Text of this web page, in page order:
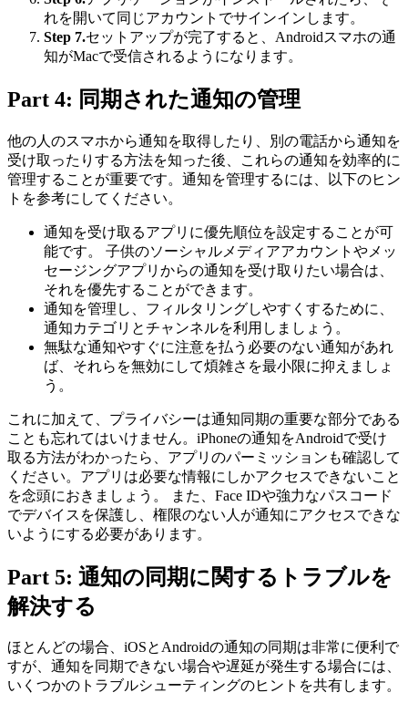
れを開いて同じアカウントでサインインします。
Step 7.セットアップが完了すると、Androidスマホの通
知がMacで受信されるようになります。
Part 4: 同期された通知の管理
他の人のスマホから通知を取得したり、別の電話から通知を
受け取ったりする方法を知った後、これらの通知を効率的に
管理することが重要です。通知を管理するには、以下のヒン
トを参考にしてください。
通知を受け取るアプリに優先順位を設定することが可
能です。 子供のソーシャルメディアアカウントやメッ
セージングアプリからの通知を受け取りたい場合は、
それを優先することができます。
通知を管理し、フィルタリングしやすくするために、
通知カテゴリとチャンネルを利用しましょう。
無駄な通知やすぐに注意を払う必要のない通知があれ
ば、それらを無効にして煩雑さを最小限に抑えましょ
う。
これに加えて、プライバシーは通知同期の重要な部分である
ことも忘れてはいけません。iPhoneの通知をAndroidで受け
取る方法がわかったら、アプリのパーミッションも確認して
ください。アプリは必要な情報にしかアクセスできないこと
を念頭におきましょう。 また、Face IDや強力なパスコード
でデバイスを保護し、権限のない人が通知にアクセスできな
いようにする必要があります。
Part 5: 通知の同期に関するトラブルを
解決する
ほとんどの場合、iOSとAndroidの通知の同期は非常に便利で
すが、通知を同期できない場合や遅延が発生する場合には、
いくつかのトラブルシューティングのヒントを共有します。